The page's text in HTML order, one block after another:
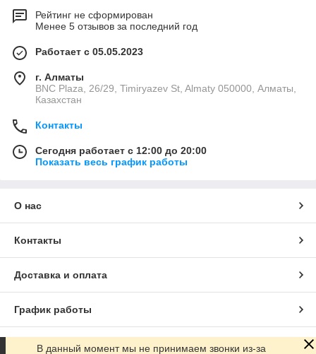
Рейтинг не сформирован
Менее 5 отзывов за последний год
Работает с 05.05.2023
г. Алматы
BNC Plaza, 26/29, Timiryazev St, Almaty 050000, Алматы,
Казахстан
Контакты
Сегодня работает с 12:00 до 20:00
Показать весь график работы
О нас
Контакты
Доставка и оплата
График работы
Полная версия сайта
В данный момент мы не принимаем звонки из-за